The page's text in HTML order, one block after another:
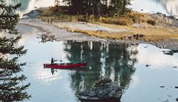
et les Rocheuses